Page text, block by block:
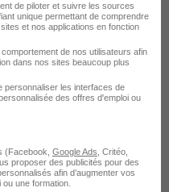
Alternance
il y a 3 heures
de piloter et suivre les sources
unique permettant de comprendre
et nos applications en fonction
de nos utilisateurs afin
dans nos sites beaucoup plus
personnaliser les interfaces de
des offres d'emploi ou
(Facebook, Google Ads , Critéo,
proposer des publicités pour des
afin d’augmenter vos
une formation.